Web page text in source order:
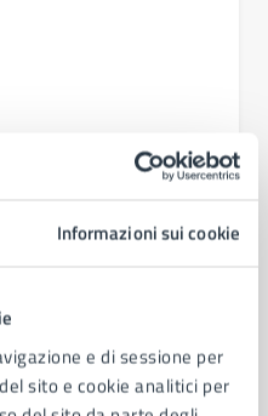
Informazioni sui cookie
e di sessione per
sito e cookie analitici per